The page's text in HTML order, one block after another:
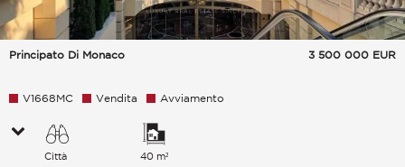
Principato Di Monaco 3 500 000 EUR
V1668MC Vendita Avviamento
Città 40 m²